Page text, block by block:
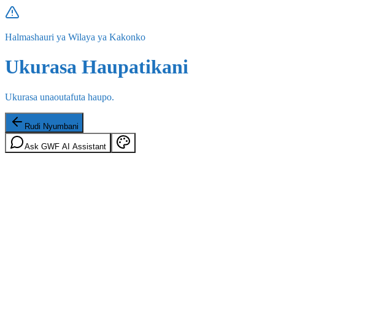
Halmashauri ya Wilaya ya Kakonko
Ukurasa Haupatikani
Ukurasa unaoutafuta haupo.
Rudi Nyumbani
Ask GWF AI Assistant